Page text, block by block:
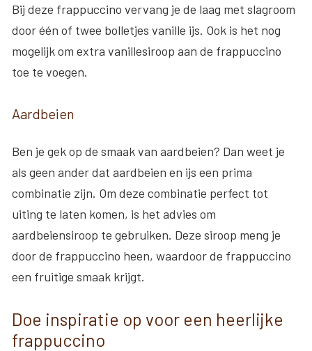
Bij deze frappuccino vervang je de laag met slagroom
door één of twee bolletjes vanille ijs. Ook is het nog
mogelijk om extra vanillesiroop aan de frappuccino
toe te voegen.
Aardbeien
Ben je gek op de smaak van aardbeien? Dan weet je
als geen ander dat aardbeien en ijs een prima
combinatie zijn. Om deze combinatie perfect tot
uiting te laten komen, is het advies om
aardbeiensiroop te gebruiken. Deze siroop meng je
door de frappuccino heen, waardoor de frappuccino
een fruitige smaak krijgt.
Doe inspiratie op voor een heerlijke
frappuccino